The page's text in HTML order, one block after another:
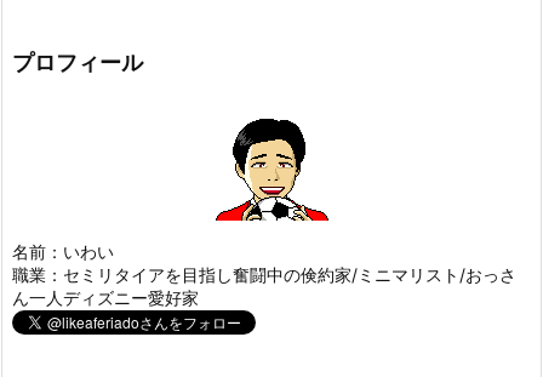
プロフィール
名前：いわい
職業：セミリタイアを目指し奮闘中の倹約家/ミニマリスト/おっさ
ん一人ディズニー愛好家